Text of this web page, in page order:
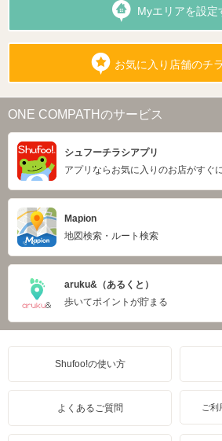
Myエリアを設定
お気に入り店舗のチ
ONE COMPATHのサービス
シュフーチラシアプリ
アプリならお気に入りのお店がすぐ
Mapion
地図検索・ルート検索
aruku&（あるくと）
歩いてポイントが貯まる
Shufoo!の使い方
よくあるご質問 ご利